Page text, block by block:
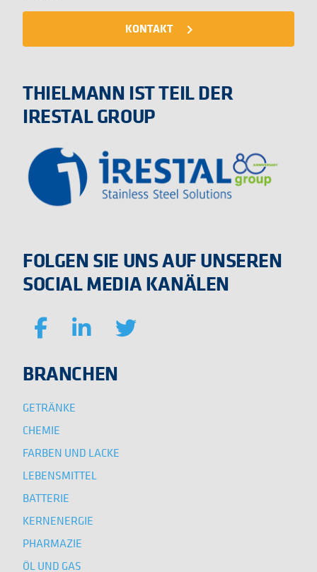
KONTAKT navigate_next
THIELMANN IST TEIL DER
IRESTAL GROUP
FOLGEN SIE UNS AUF UNSEREN
SOCIAL MEDIA KANÄLEN
BRANCHEN
GETRÄNKE
CHEMIE
FARBEN UND LACKE
LEBENSMITTEL
BATTERIE
KERNENERGIE
PHARMAZIE
ÖL UND GAS